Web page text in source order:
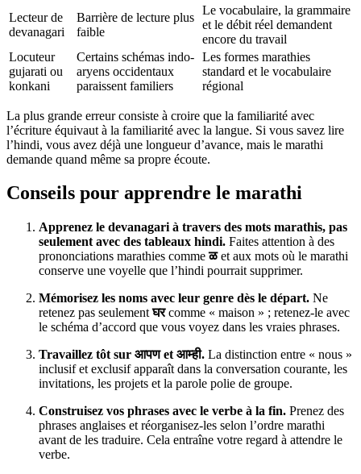
Lecteur de
devanagari
Barrière de lecture plus
faible
Le vocabulaire, la grammaire
et le débit réel demandent
encore du travail
Locuteur
gujarati ou
konkani
Certains schémas indo-
aryens occidentaux
paraissent familiers
Les formes marathies
standard et le vocabulaire
régional
La plus grande erreur consiste à croire que la familiarité avec
l’écriture équivaut à la familiarité avec la langue. Si vous savez lire
l’hindi, vous avez déjà une longueur d’avance, mais le marathi
demande quand même sa propre écoute.
Conseils pour apprendre le marathi
Apprenez le devanagari à travers des mots marathis, pas
seulement avec des tableaux hindi. Faites attention à des
prononciations marathies commeळet aux mots où le marathi
conserve une voyelle que l’hindi pourrait supprimer.
Mémorisez les noms avec leur genre dès le départ. Ne
retenez pas seulementघरcomme « maison » ; retenez-le avec
le schéma d’accord que vous voyez dans les vraies phrases.
Travaillez tôt sur आपण et आम्ही. La distinction entre « nous »
inclusif et exclusif apparaît dans la conversation courante, les
invitations, les projets et la parole polie de groupe.
Construisez vos phrases avec le verbe à la fin. Prenez des
phrases anglaises et réorganisez-les selon l’ordre marathi
avant de les traduire. Cela entraîne votre regard à attendre le
verbe.